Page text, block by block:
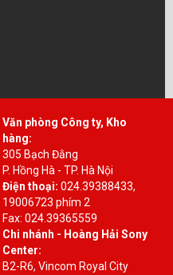
Văn phòng Công ty, Kho
hàng:
305 Bạch Đằng
P. Hồng Hà - TP. Hà Nội
Điện thoại: 024.39388433,
19006723 phím 2
Fax: 024.39365559
Chi nhánh - Hoàng Hải Sony
Center:
B2-R6, Vincom Royal City